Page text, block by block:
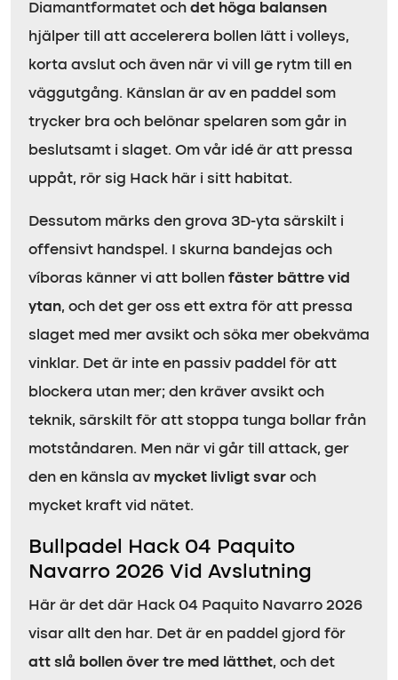
Diamantformatet och det höga balansen
hjälper till att accelerera bollen lätt i volleys,
korta avslut och även när vi vill ge rytm till en
väggutgång. Känslan är av en paddel som
trycker bra och belönar spelaren som går in
beslutsamt i slaget. Om vår idé är att pressa
uppåt, rör sig Hack här i sitt habitat.
Dessutom märks den grova 3D-yta särskilt i
offensivt handspel. I skurna bandejas och
víboras känner vi att bollen fäster bättre vid
ytan, och det ger oss ett extra för att pressa
slaget med mer avsikt och söka mer obekväma
vinklar. Det är inte en passiv paddel för att
blockera utan mer; den kräver avsikt och
teknik, särskilt för att stoppa tunga bollar från
motståndaren. Men när vi går till attack, ger
den en känsla av mycket livligt svar och
mycket kraft vid nätet.
Bullpadel Hack 04 Paquito
Navarro 2026 Vid Avslutning
Här är det där Hack 04 Paquito Navarro 2026
visar allt den har. Det är en paddel gjord för
att slå bollen över tre med lätthet, och det